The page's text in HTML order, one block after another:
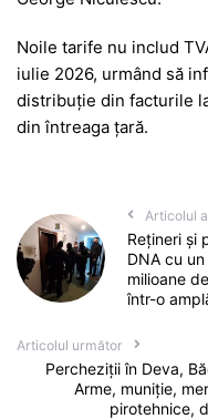
Noile tarife nu includ
iulie 2026, urmând să
distribuție din facturile
din întreaga țară.
Articolul
Rețineri și
DNA cu
milioane
într-o
Articolul următor
Percheziții în Deva,
Arme, muniție,
pirotehnice,